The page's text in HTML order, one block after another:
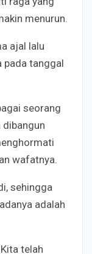
menurun.
ajal lalu
pada tanggal
seorang
dibangun
wafatnya.
sehingga
adalah
telah